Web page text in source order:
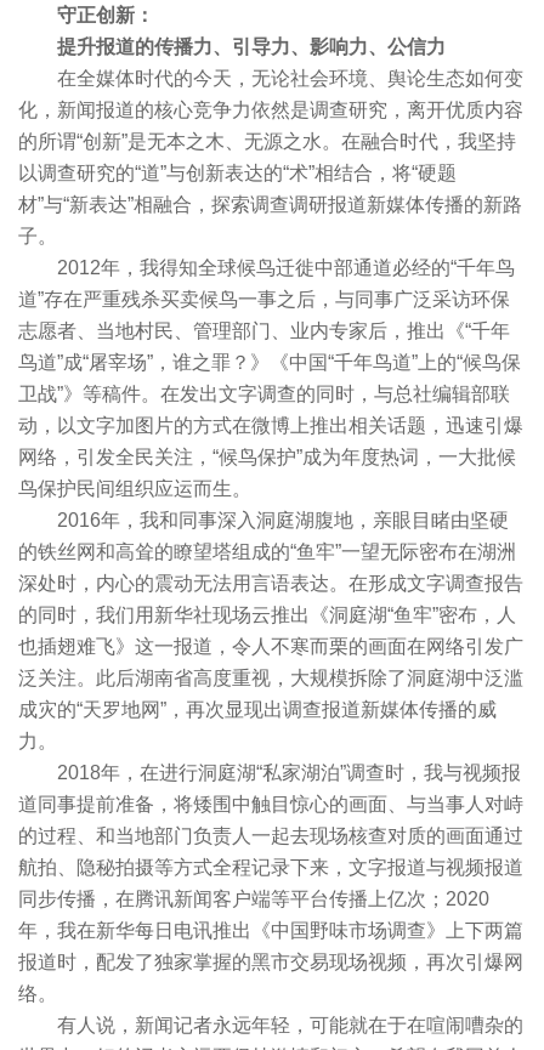
守正创新：
提升报道的传播力、引导力、影响力、公信力
在全媒体时代的今天，无论社会环境、舆论生态如何变
化，新闻报道的核心竞争力依然是调查研究，离开优质内容
的所谓“创新”是无本之木、无源之水。在融合时代，我坚持
以调查研究的“道”与创新表达的“术”相结合，将“硬题
材”与“新表达”相融合，探索调查调研报道新媒体传播的新路
子。
2012年，我得知全球候鸟迁徙中部通道必经的“千年鸟
道”存在严重残杀买卖候鸟一事之后，与同事广泛采访环保
志愿者、当地村民、管理部门、业内专家后，推出《“千年
鸟道”成“屠宰场”，谁之罪？》《中国“千年鸟道”上的“候鸟保
卫战”》等稿件。在发出文字调查的同时，与总社编辑部联
动，以文字加图片的方式在微博上推出相关话题，迅速引爆
网络，引发全民关注，“候鸟保护”成为年度热词，一大批候
鸟保护民间组织应运而生。
2016年，我和同事深入洞庭湖腹地，亲眼目睹由坚硬
的铁丝网和高耸的瞭望塔组成的“鱼牢”一望无际密布在湖洲
深处时，内心的震动无法用言语表达。在形成文字调查报告
的同时，我们用新华社现场云推出《洞庭湖“鱼牢”密布，人
也插翅难飞》这一报道，令人不寒而栗的画面在网络引发广
泛关注。此后湖南省高度重视，大规模拆除了洞庭湖中泛滥
成灾的“天罗地网”，再次显现出调查报道新媒体传播的威
力。
2018年，在进行洞庭湖“私家湖泊”调查时，我与视频报
道同事提前准备，将矮围中触目惊心的画面、与当事人对峙
的过程、和当地部门负责人一起去现场核查对质的画面通过
航拍、隐秘拍摄等方式全程记录下来，文字报道与视频报道
同步传播，在腾讯新闻客户端等平台传播上亿次；2020
年，我在新华每日电讯推出《中国野味市场调查》上下两篇
报道时，配发了独家掌握的黑市交易现场视频，再次引爆网
络。
有人说，新闻记者永远年轻，可能就在于在喧闹嘈杂的